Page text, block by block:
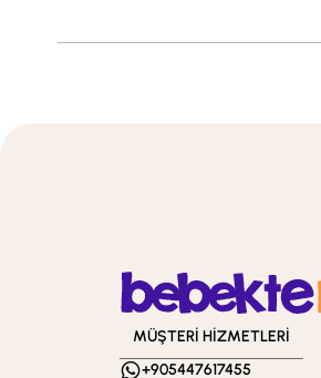
MÜŞTERİ HİZMETLERİ
+905447617455